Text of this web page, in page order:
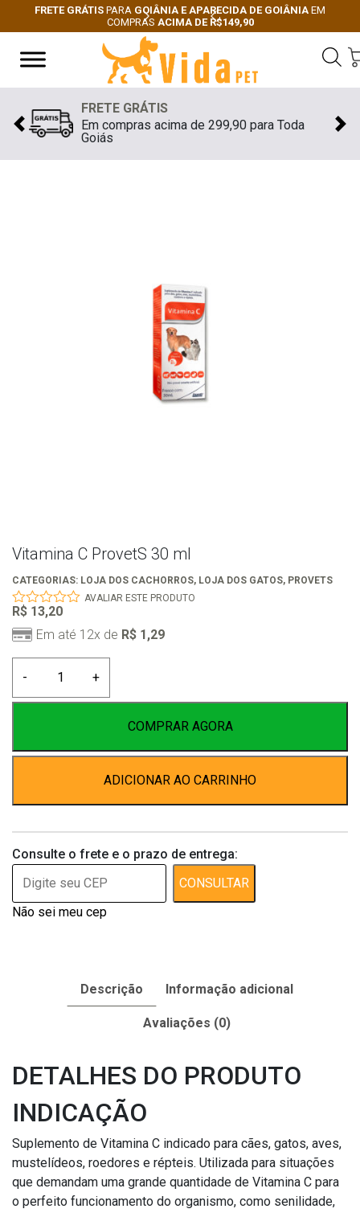
FRETE GRÁTIS PARA GOIÂNIA E APARECIDA DE GOIÂNIA EM
COMPRAS ACIMA DE R$149,90
Previous
Next
FRETE GRÁTIS
Em compras acima de 299,90 para Toda
Goiás
Previous
Vitamina C ProvetS 30 ml
CATEGORIAS: LOJA DOS CACHORROS, LOJA DOS GATOS, PROVETS
0
out
of
AVALIAR ESTE PRODUTO
R$ 13,20
Em até 12x de R$ 1,29
-
ProvetS
quantidade
+
COMPRAR AGORA
ADICIONAR AO CARRINHO
Consulte o frete e o prazo de entrega:
CONSULTAR
Não sei meu cep
Descrição Informação adicional
Avaliações (0)
DETALHES DO PRODUTO
INDICAÇÃO
Suplemento de Vitamina C indicado para cães, gatos, aves,
mustelídeos, roedores e répteis. Utilizada para situações
que demandam uma grande quantidade de Vitamina C para
o perfeito funcionamento do organismo, como senilidade,